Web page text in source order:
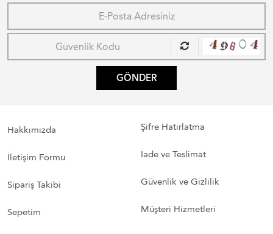
GÖNDER
Hakkımızda
İletişim Formu
Sipariş Takibi
Sepetim
Şifre Hatırlatma
İade ve Teslimat
Güvenlik ve Gizlilik
Müşteri Hizmetleri